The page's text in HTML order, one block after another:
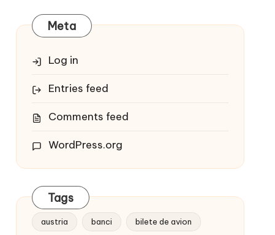
Meta
Log in
Entries feed
Comments feed
WordPress.org
Tags
austria banci bilete de avion